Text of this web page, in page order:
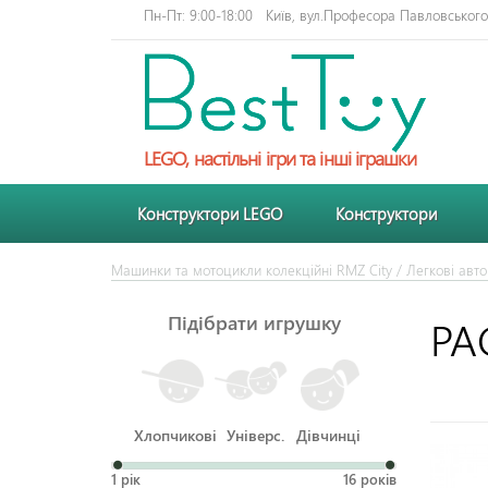
Пн-Пт: 9:00-18:00 Київ, вул.Професора
LEGO, настільні ігри та інші іграшки
Конструктори LEGO Конструктори
Машинки та мотоцикли колекційні RMZ City / Легкові
Підібрати игрушку
Хлопчикові Універс. Дівчинці
1 рік 16 років